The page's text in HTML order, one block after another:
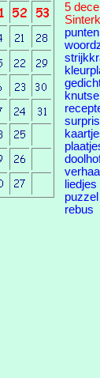
5
liedjes
puzzel
rebus